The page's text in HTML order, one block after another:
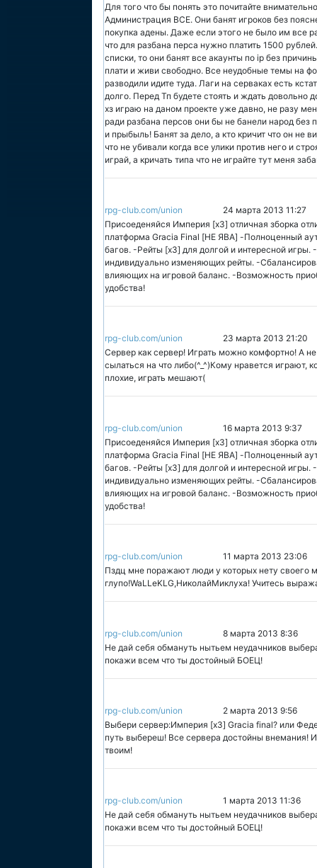
Для того что бы понять это почитайте
Администрация ВСЕ. Они банят игроков без
покупка адены. Даже если этого не было им все
что для разбана перса нужно платить 1500
списки, то они банят все акаунты по ip без
плати и живи свободно. Все неудобные темы на
разводили идите туда. Лаги на серваках есть
долго. Перед Тп будете стоять и ждать довольно
хз играю на даном проекте уже давно, не разу
ради разбана персов они бы не банели народ без
и прыбыль! Банят за дело, а кто кричит что он не
что не убивали когда все улики против него и
играй, а кричать типа что не играйте тут меня
rpg-club.com/union
24 марта 2013 11:27
Присоеденяйся Империя [x3] отличная зборка
платформа Gracia Final [НЕ ЯВА] -Полноценный
багов. -Рейты [x3] для долгой и интересной
индивидуально изменяющих рейты. -
влияющих на игровой баланс. -Возможность
удобства!
rpg-club.com/union
23 марта 2013 21:20
Сервер как сервер! Играть можно комфортно! А
сылаться на что либо(^_^)Кому нравется играют,
плохие, играть мешают(
rpg-club.com/union
16 марта 2013 9:37
Присоеденяйся Империя [x3] отличная зборка
платформа Gracia Final [НЕ ЯВА] -Полноценный
багов. -Рейты [x3] для долгой и интересной
индивидуально изменяющих рейты. -
влияющих на игровой баланс. -Возможность
удобства!
rpg-club.com/union
11 марта 2013 23:06
Пздц мне поражают люди у которых нету своего
глупо!WaLLeKLG,НиколайМиклуха! Учитесь
rpg-club.com/union
8 марта 2013 8:36
Не дай себя обмануть нытьем неудачников
покажи всем что ты достойный БОЕЦ!
rpg-club.com/union
2 марта 2013 9:56
Выбери сервер:Империя [x3] Gracia final? или
путь выбереш! Все сервера достойны внемания!
твоим!
rpg-club.com/union
1 марта 2013 11:36
Не дай себя обмануть нытьем неудачников
покажи всем что ты достойный БОЕЦ!